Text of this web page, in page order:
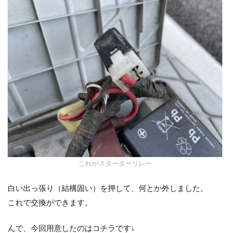
これがスターターリレー
白い出っ張り（結構固い）を押して、何とか外しました。
これで交換ができます。
んで、今回用意したのはコチラです↓